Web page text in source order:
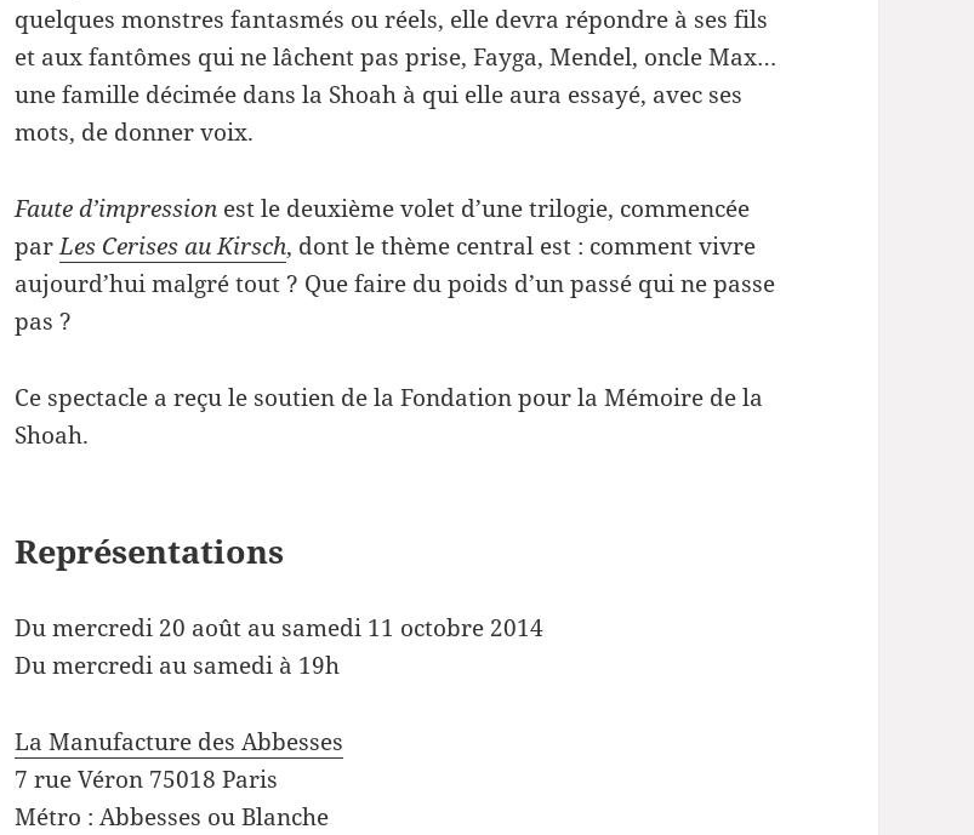
quelques monstres fantasmés ou réels, elle devra répondre à ses fils
et aux fantômes qui ne lâchent pas prise, Fayga, Mendel, oncle Max…
une famille décimée dans la Shoah à qui elle aura essayé, avec ses
mots, de donner voix.
Faute d’impression est le deuxième volet d’une trilogie, commencée
parLes Cerises au Kirsch, dont le thème central est : comment vivre
aujourd’hui malgré tout ? Que faire du poids d’un passé qui ne passe
pas ?
Ce spectacle a reçu le soutien de la Fondation pour la Mémoire de la
Shoah.
Représentations
Du mercredi 20 août au samedi 11 octobre 2014
Du mercredi au samedi à 19h
La Manufacture des Abbesses
7 rue Véron 75018 Paris
Métro : Abbesses ou Blanche